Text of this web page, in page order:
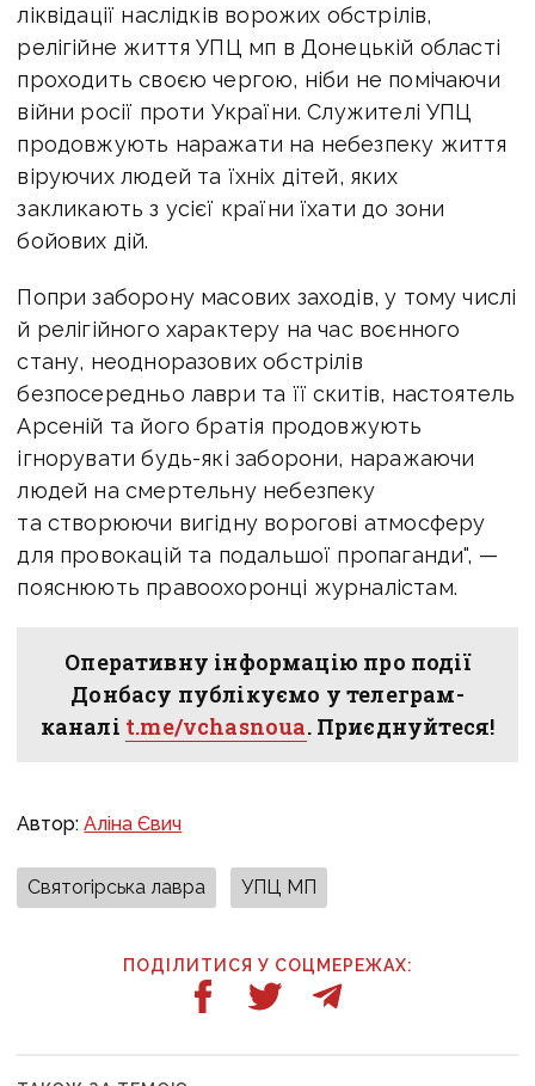
ліквідації наслідків ворожих обстрілів,
релігійне життя УПЦ мп в Донецькій області
проходить своєю чергою, ніби не помічаючи
війни росії проти України. Служителі УПЦ
продовжують наражати на небезпеку життя
віруючих людей та їхніх дітей, яких
закликають з усієї країни їхати до зони
бойових дій.
Попри заборону масових заходів, у тому числі
й релігійного характеру на час воєнного
стану, неодноразових обстрілів
безпосередньо лаври та її скитів, настоятель
Арсеній та його братія продовжують
ігнорувати будь-які заборони, наражаючи
людей на смертельну небезпеку
та створюючи вигідну ворогові атмосферу
для провокацій та подальшої пропаганди", —
пояснюють правоохоронці журналістам.
Оперативну інформацію про події
Донбасу публікуємо у телеграм-
каналі t.me/vchasnoua. Приєднуйтеся!
Автор:Аліна Євич
Святогірська лавра УПЦ МП
ПОДІЛИТИСЯ У СОЦМЕРЕЖАХ: